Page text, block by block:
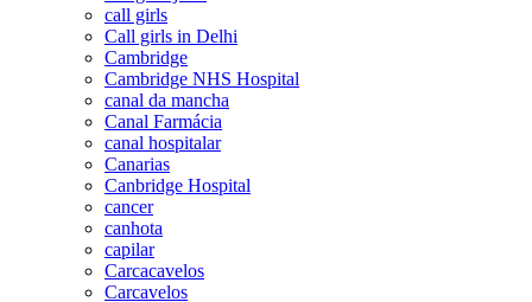
call girls
Call girls in Delhi
Cambridge
Cambridge NHS Hospital
canal da mancha
Canal Farmácia
canal hospitalar
Canarias
Canbridge Hospital
cancer
canhota
capilar
Carcacavelos
Carcavelos